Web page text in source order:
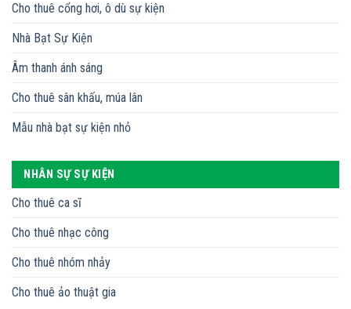
Cho thuê cổng hơi, ô dù sự kiện
Nhà Bạt Sự Kiện
Âm thanh ánh sáng
Cho thuê sân khấu, múa lân
Mẫu nhà bạt sự kiện nhỏ
NHÂN SỰ SỰ KIỆN
Cho thuê ca sĩ
Cho thuê nhạc công
Cho thuê nhóm nhảy
Cho thuê ảo thuật gia